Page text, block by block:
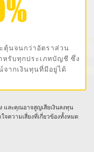
ตุ้นจนกว่าอัตราส่วน
หรับทุกประเภทบัญชี ซึ่ง
จากเงินทุนที่มีอยู่ได้
และคุณอาจสูญเสียเงินลงทุน
ความเสี่ยงที่เกี่ยวข้องทั้งหมด